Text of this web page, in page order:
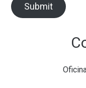
Submit